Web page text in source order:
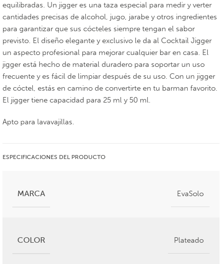
equilibradas. Un jigger es una taza especial para medir y verter
cantidades precisas de alcohol, jugo, jarabe y otros ingredientes
para garantizar que sus cócteles siempre tengan el sabor
previsto. El diseño elegante y exclusivo le da al Cocktail Jigger
un aspecto profesional para mejorar cualquier bar en casa. El
jigger está hecho de material duradero para soportar un uso
frecuente y es fácil de limpiar después de su uso. Con un jigger
de cóctel, estás en camino de convertirte en tu barman favorito.
El jigger tiene capacidad para 25 ml y 50 ml.
Apto para lavavajillas.
ESPECIFICACIONES DEL PRODUCTO
MARCA EvaSolo
COLOR Plateado